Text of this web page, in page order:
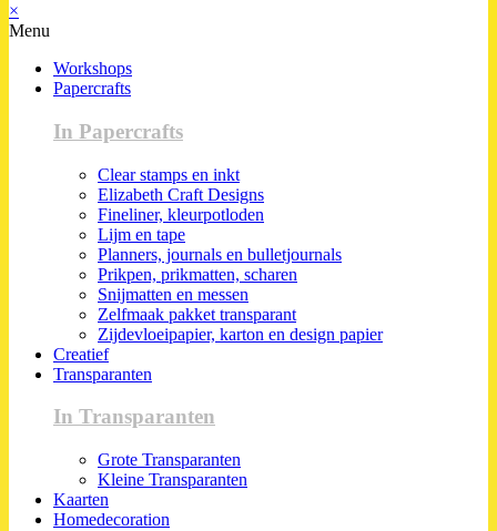
×
Menu
Workshops
Papercrafts
In Papercrafts
Clear stamps en inkt
Elizabeth Craft Designs
Fineliner, kleurpotloden
Lijm en tape
Planners, journals en bulletjournals
Prikpen, prikmatten, scharen
Snijmatten en messen
Zelfmaak pakket transparant
Zijdevloeipapier, karton en design papier
Creatief
Transparanten
In Transparanten
Grote Transparanten
Kleine Transparanten
Kaarten
Homedecoration